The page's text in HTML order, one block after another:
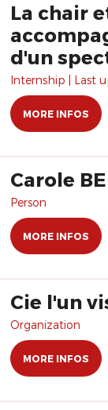
La chair
d'un
Internship | Last
MORE INFOS
Carole
Person
MORE INFOS
Cie l'un
Organization
MORE INFOS